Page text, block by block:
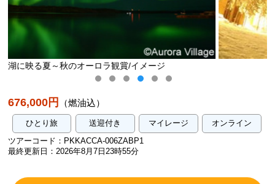
オーロラ観賞/イメージ
676,000円 （燃油込）
ひとり旅 送迎付き マイレージ
オンライン
ツアーコード：PKKACCA-006ZABP1
最終更新日：2026年8月7日23時55分